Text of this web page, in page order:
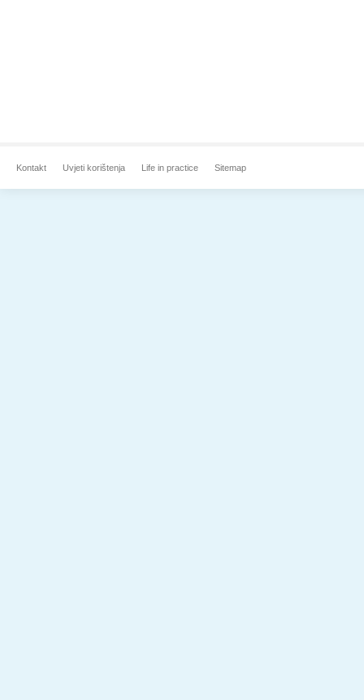
Kontakt Uvjeti korištenja Life in practice Sitemap